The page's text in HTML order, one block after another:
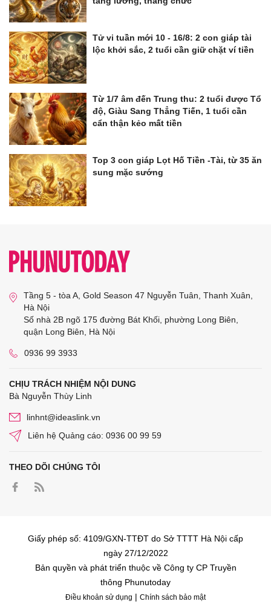
Tử vi tuần mới 10 - 16/8: 2 con giáp tài
lộc khởi sắc, 2 tuổi cần giữ chặt ví tiền
Từ 1/7 âm đến Trung thu: 2 tuổi được Tổ
độ, Giàu Sang Thẳng Tiến, 1 tuổi cần
cẩn thận kẻo mất tiền
Top 3 con giáp Lọt Hố Tiền -Tài, từ 35 ăn
sung mặc sướng
Tầng 5 - tòa A, Gold Season 47 Nguyễn Tuân, Thanh Xuân,
Hà Nội
Số nhà 2B ngõ 175 đường Bát Khối, phường Long Biên,
quận Long Biên, Hà Nội
0936 99 3933
CHỊU TRÁCH NHIỆM NỘI DUNG
Bà Nguyễn Thùy Linh
linhnt@ideaslink.vn
Liên hệ Quảng cáo: 0936 00 99 59
THEO DÕI CHÚNG TÔI
Giấy phép số: 4109/GXN-TTĐT do Sở TTTT Hà Nội cấp
ngày 27/12/2022
Bản quyền và phát triển thuộc về Công ty CP Truyền
thông Phunutoday
Điều khoản sử dụng | Chính sách bảo mật